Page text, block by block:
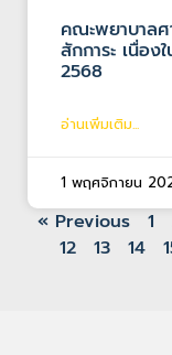
คณะพยาบาล
สักการะ เนื่อง
2568
อ่านเพิ่มเติม...
1 พฤศจิกายน
« Previous 1
12
13 14